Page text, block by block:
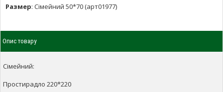
Размер: Сімейний 50*70 (арт01977)
Опис товару
Сімейний:
Простирадло 220*220